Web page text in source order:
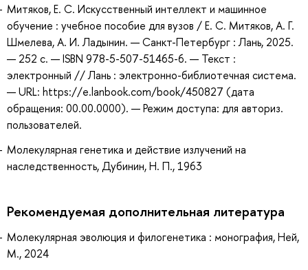
Митяков, Е. С. Искусственный интеллект и машинное
обучение : учебное пособие для вузов / Е. С. Митяков, А. Г.
Шмелева, А. И. Ладынин. — Санкт-Петербург : Лань, 2025.
— 252 с. — ISBN 978-5-507-51465-6. — Текст :
электронный // Лань : электронно-библиотечная система.
— URL: https://e.lanbook.com/book/450827 (дата
обращения: 00.00.0000). — Режим доступа: для авториз.
пользователей.
Молекулярная генетика и действие излучений на
наследственность, Дубинин, Н. П., 1963
Рекомендуемая дополнительная литература
Молекулярная эволюция и филогенетика : монография, Ней,
М., 2024